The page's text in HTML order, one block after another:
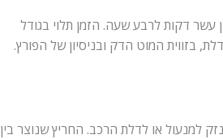
לרבע שעה. הזמן תלוי בגודל
המוט הדק ובניסיון של הפורץ.
או לדלת הרכב. החריץ שנוצר בין